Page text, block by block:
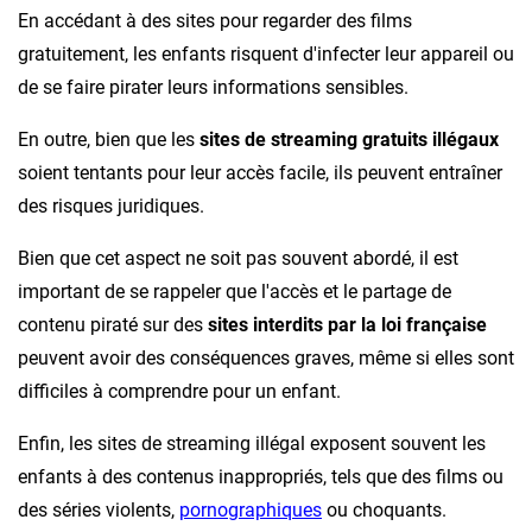
En accédant à des sites pour regarder des films
gratuitement, les enfants risquent d'infecter leur appareil ou
de se faire pirater leurs informations sensibles.
En outre, bien que les sites de streaming gratuits illégaux
soient tentants pour leur accès facile, ils peuvent entraîner
des risques juridiques.
Bien que cet aspect ne soit pas souvent abordé, il est
important de se rappeler que l'accès et le partage de
contenu piraté sur des sites interdits par la loi française
peuvent avoir des conséquences graves, même si elles sont
difficiles à comprendre pour un enfant.
Enfin, les sites de streaming illégal exposent souvent les
enfants à des contenus inappropriés, tels que des films ou
des séries violents, pornographiques ou choquants.